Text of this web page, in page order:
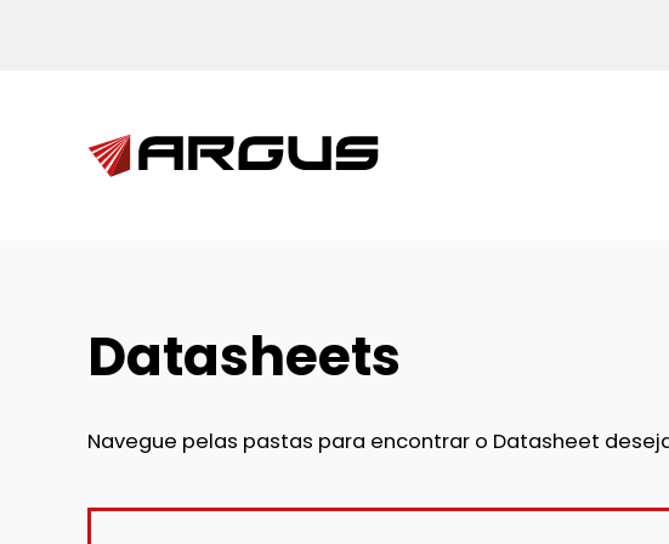
Datasheets
Navegue pelas pastas para encontrar o Datasheet